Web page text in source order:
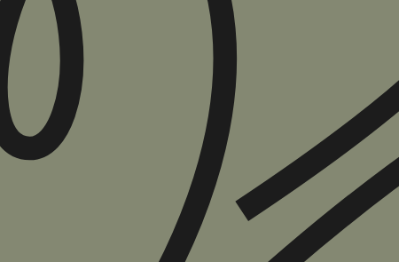
איזה פורמט בא לך?
מודפס
₪54.6
מחיר על הספר: ₪